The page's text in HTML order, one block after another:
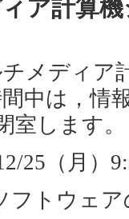
ア計算
メディア
中は，情
室します。
25（月）
フトウェア